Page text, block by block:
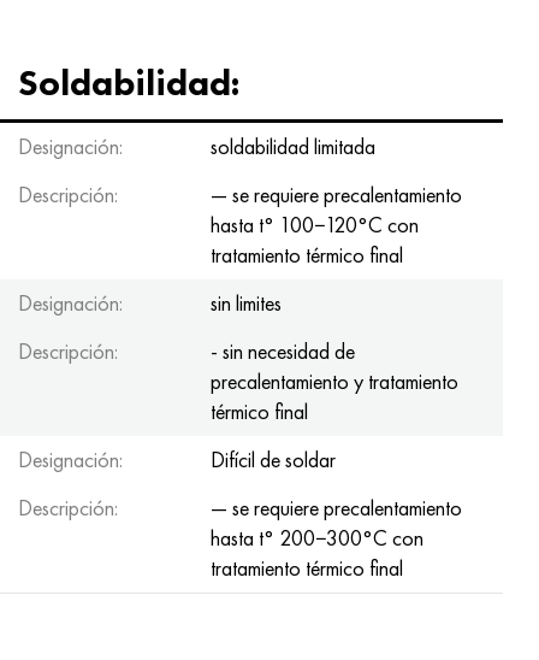
Soldabilidad:
Designación:
soldabilidad limitada
Descripción:
— se requiere precalentamiento
hasta t° 100−120°С con
tratamiento térmico final
Designación:
sin limites
Descripción:
- sin necesidad de
precalentamiento y tratamiento
térmico final
Designación:
Difícil de soldar
Descripción:
— se requiere precalentamiento
hasta t° 200−300°С con
tratamiento térmico final